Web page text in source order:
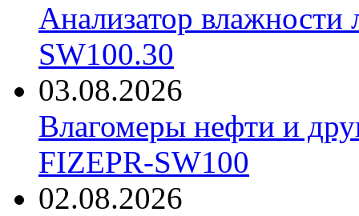
Анализатор
SW100.30
03.08.2026
Влагомеры нефти и
FIZEPR-SW100
02.08.2026